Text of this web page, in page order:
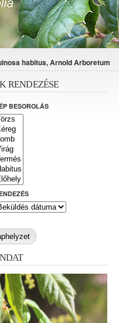
habitus, Arnold Arboretum
RENDEZÉSE
BESOROLÁS